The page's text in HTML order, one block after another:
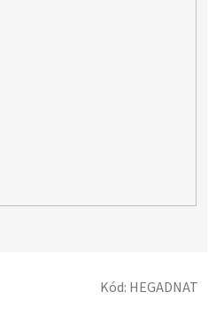
Kód: HEGADNAT